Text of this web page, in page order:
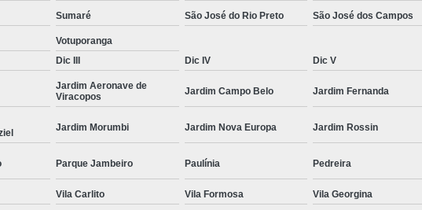
Roupas Masculinas Estilosas
Roupas Masculinas Plus Size
Roupas
Sumaré São José do Rio Preto São José dos Campos
Votuporanga
Dic III Dic IV Dic V
Jardim Aeronave de
Viracopos
Jardim Campo Belo Jardim Fernanda
Jardim Morumbi Jardim Nova Europa Jardim Rossin
Parque Jambeiro Paulínia Pedreira
Vila Carlito Vila Formosa Vila Georgina